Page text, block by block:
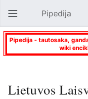
Atverti pagrindinį meniu Pipedija
Pipedija - tautosaka,
wiki
Lietuvos